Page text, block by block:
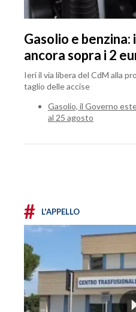
Gasolio e
ancora sopra i 2
Ieri il via libera del CdM alla
taglio delle accise
Gasolio, il Governo
al 25 agosto
# L'APPELLO